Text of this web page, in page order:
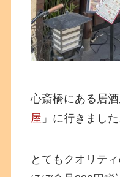
心斎橋にある居
屋 」に行きました
とてもクオリテ